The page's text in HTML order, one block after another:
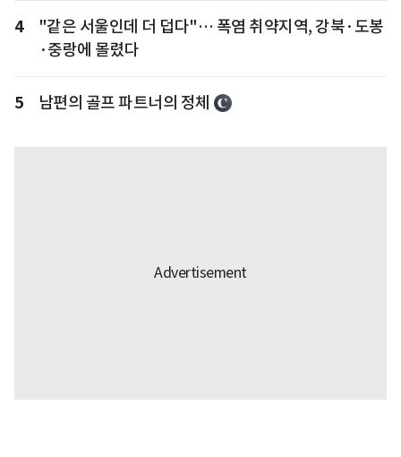
4
"같은 서울인데 더 덥다"… 폭염 취약지역, 강북·도봉
·중랑에 몰렸다
5 남편의 골프 파트너의 정체